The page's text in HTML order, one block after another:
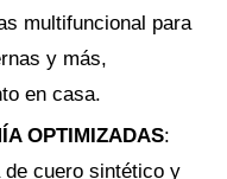
multifuncional para
y más,
en casa.
OPTIMIZADAS:
de cuero sintético y